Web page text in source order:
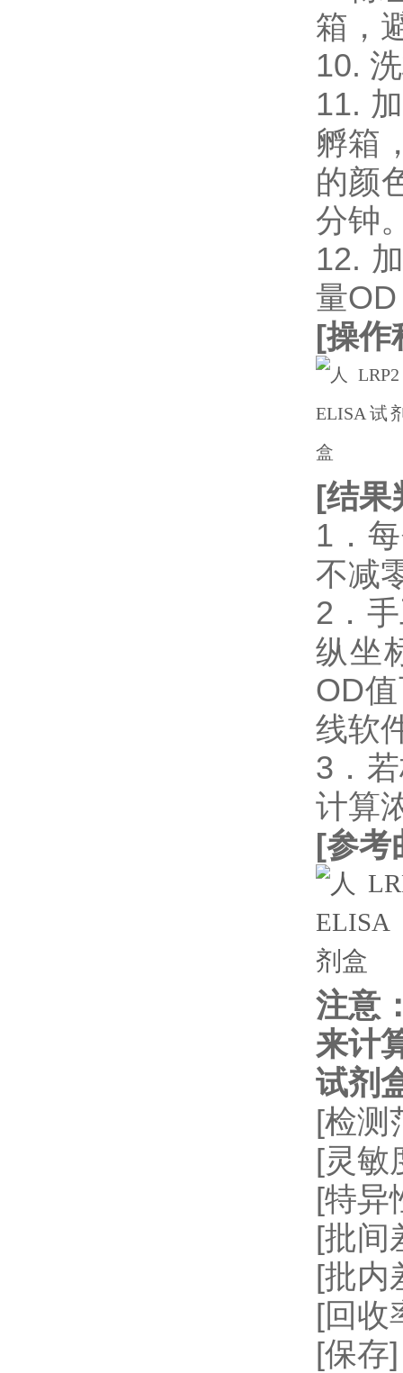
箱，
10.
11.
孵箱
的颜
分钟
12.
量
[操作
[结果
1．
不减
2．
纵坐
OD
线软
3．
计算
[参考
注意
来计
试剂
[检测
[灵敏
[特异
[批间
[批内
[回收
[保存